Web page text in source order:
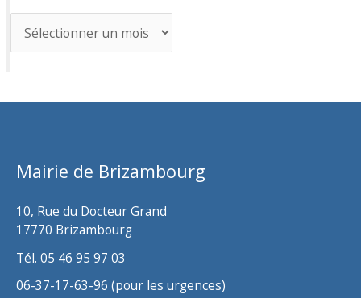
r
h
Mairie de Brizambourg
10, Rue du Docteur Grand
17770 Brizambourg
Tél. 05 46 95 97 03
06-37-17-63-96 (pour les urgences)